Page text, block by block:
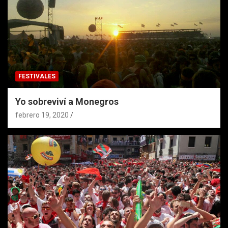
FESTIVALES
Yo sobreviví a Monegros
febrero 19, 2020